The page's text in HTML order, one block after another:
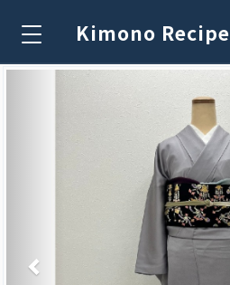
Kimono Recipe
Previous